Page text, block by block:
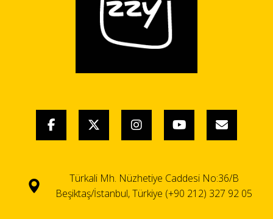
Türkali Mh. Nüzhetiye Caddesi No:36/B
Beşiktaş/İstanbul, Türkiye (+90 212) 327 92 05